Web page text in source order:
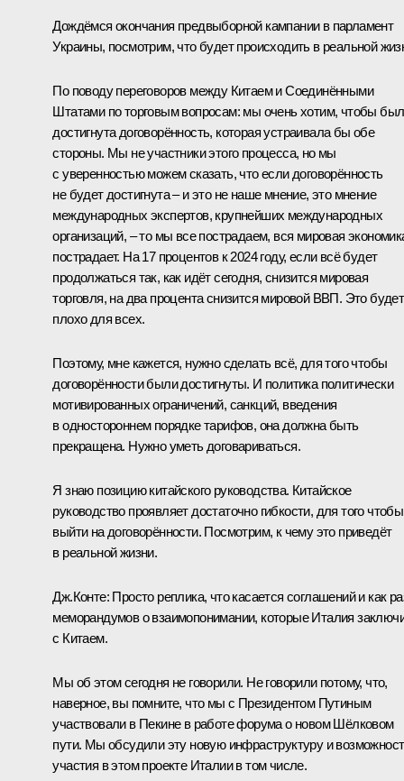
Дождёмся окончания предвыборной кампании в парламент
Украины, посмотрим, что будет происходить в реальной
По поводу переговоров между Китаем и Соединёнными
Штатами по торговым вопросам: мы очень хотим, чтобы
достигнута договорённость, которая устраивала бы обе
стороны. Мы не участники этого процесса, но мы
с уверенностью можем сказать, что если договорённость
не будет достигнута – и это не наше мнение, это мнение
международных экспертов, крупнейших международных
организаций, – то мы все пострадаем, вся мировая
пострадает. На 17 процентов к 2024 году, если всё будет
продолжаться так, как идёт сегодня, снизится мировая
торговля, на два процента снизится мировой ВВП. Это будет
плохо для всех.
Поэтому, мне кажется, нужно сделать всё, для того чтобы
договорённости были достигнуты. И политика политически
мотивированных ограничений, санкций, введения
в одностороннем порядке тарифов, она должна быть
прекращена. Нужно уметь договариваться.
Я знаю позицию китайского руководства. Китайское
руководство проявляет достаточно гибкости, для того чтобы
выйти на договорённости. Посмотрим, к чему это приведёт
в реальной жизни.
Дж.Конте: Просто реплика, что касается соглашений и как
меморандумов о взаимопонимании, которые Италия
с Китаем.
Мы об этом сегодня не говорили. Не говорили потому, что,
наверное, вы помните, что мы с Президентом Путиным
участвовали в Пекине в работе форума о новом Шёлковом
пути. Мы обсудили эту новую инфраструктуру и
участия в этом проекте Италии в том числе.